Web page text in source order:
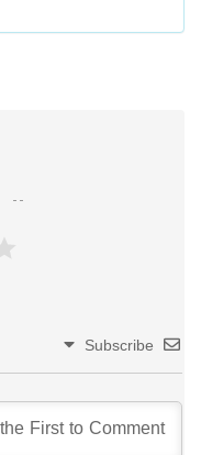
Subscribe